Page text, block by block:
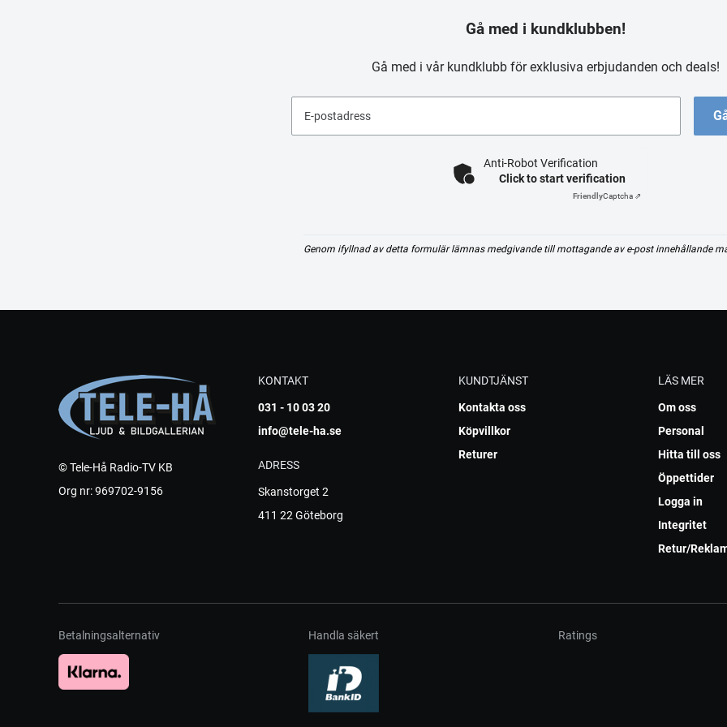
Gå med i kundklubben!
Gå med i vår kundklubb för exklusiva erbjudanden och deals!
E-postadress
Anti-Robot Verification
Click to start verification
FriendlyCaptcha ⇗
Genom ifyllnad av detta formulär lämnas medgivande till mottagande av e-post innehållande
© Tele-Hå Radio-TV KB
Org nr: 969702-9156
KONTAKT
031 - 10 03 20
info@tele-ha.se
ADRESS
Skanstorget 2
411 22 Göteborg
KUNDTJÄNST
Kontakta oss
Köpvillkor
Returer
LÄS MER
Om oss
Personal
Hitta till oss
Öppettider
Logga in
Integritet
Retur/
Betalningsalternativ Handla säkert Ratings